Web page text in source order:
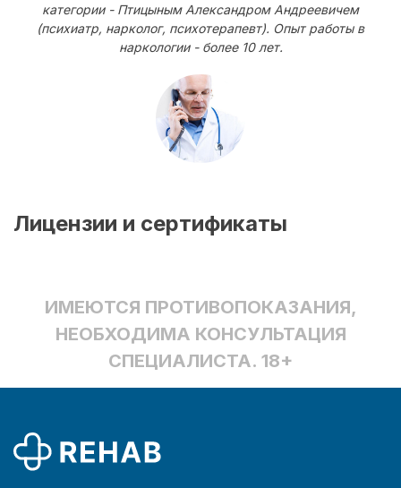
категории - Птицыным Александром Андреевичем
(психиатр, нарколог, психотерапевт). Опыт работы в
наркологии - более 10 лет.
Лицензии и сертификаты
ИМЕЮТСЯ ПРОТИВОПОКАЗАНИЯ,
НЕОБХОДИМА КОНСУЛЬТАЦИЯ
СПЕЦИАЛИСТА. 18+